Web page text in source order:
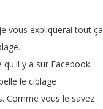
je vous expliquerai tout ça
.
qu'il y a sur Facebook.
le ciblage
. Comme vous le savez